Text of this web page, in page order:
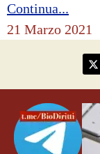
Continua...
21 Marzo 2021